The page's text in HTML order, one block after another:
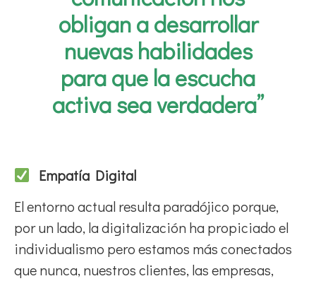
obligan a desarrollar
nuevas habilidades
para que la escucha
activa sea verdadera”
Empatía Digital
El entorno actual resulta paradójico porque,
por un lado, la digitalización ha propiciado el
individualismo pero estamos más conectados
que nunca, nuestros clientes, las empresas,